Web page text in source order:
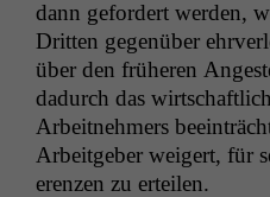
dann gefordert wer­den,
Drit­ten gegenüber
über den früheren
dadurch das
Arbeit­nehmers
Arbeit­ge­ber weigert, für
eren­zen zu erteilen.